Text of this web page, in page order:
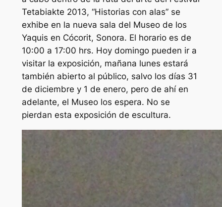
Tetabiakte 2013, “Historias con alas” se
exhibe en la nueva sala del Museo de los
Yaquis en Cócorit, Sonora. El horario es de
10:00 a 17:00 hrs. Hoy domingo pueden ir a
visitar la exposición, mañana lunes estará
también abierto al público, salvo los días 31
de diciembre y 1 de enero, pero de ahí en
adelante, el Museo los espera. No se
pierdan esta exposición de escultura.